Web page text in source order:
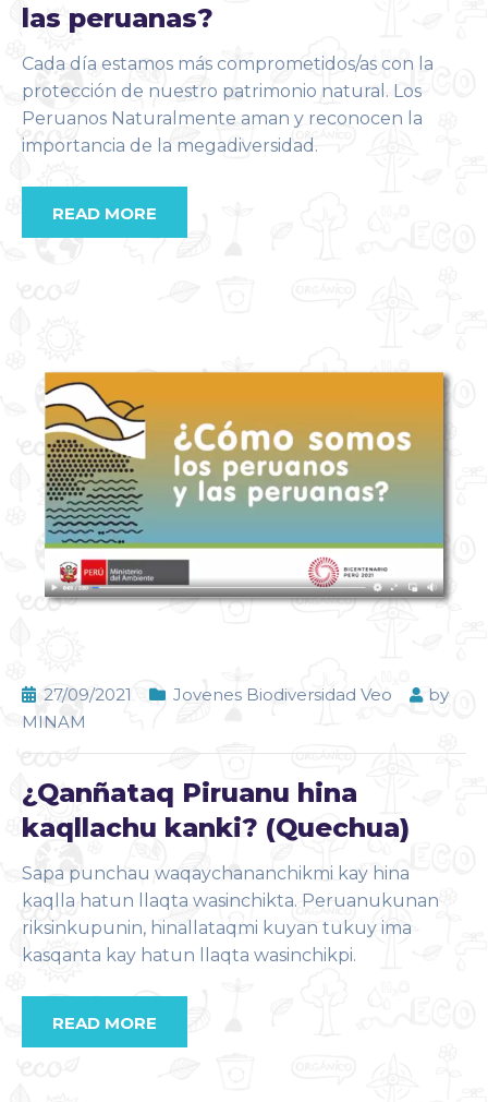
las peruanas?
Cada día estamos más comprometidos/as con la
protección de nuestro patrimonio natural. Los
Peruanos Naturalmente aman y reconocen la
importancia de la megadiversidad.
READ MORE
27/09/2021 Jovenes Biodiversidad Veo
by
MINAM
¿Qanñataq Piruanu hina
kaqllachu kanki? (Quechua)
Sapa punchau waqaychananchikmi kay hina
kaqlla hatun llaqta wasinchikta. Peruanukunan
riksinkupunin, hinallataqmi kuyan tukuy ima
kasqanta kay hatun llaqta wasinchikpi.
READ MORE